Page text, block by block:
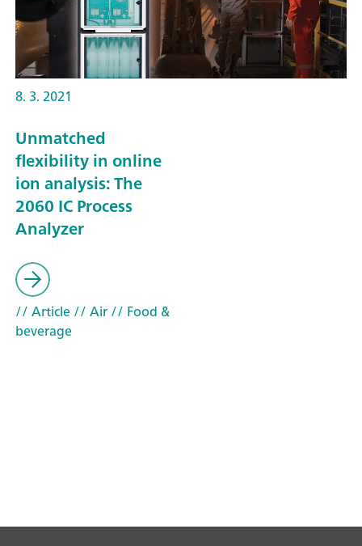
8. 3. 2021
Unmatched
flexibility in online
ion analysis: The
2060 IC Process
Analyzer
// Article// Air// Food &
beverage